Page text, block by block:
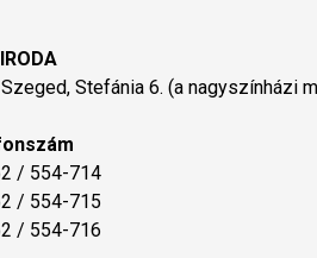
Stefánia 6. (a nagyszínházi
/ 554-714
/ 554-715
/ 554-716